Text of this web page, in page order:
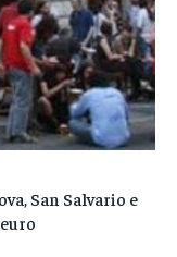
San Salvario e